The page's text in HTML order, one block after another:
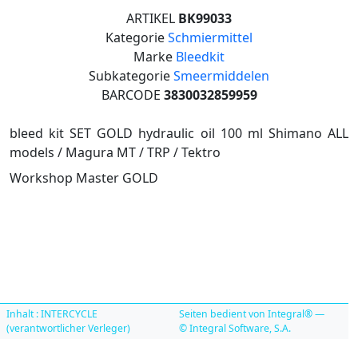
ARTIKEL BK99033
KategorieSchmiermittel
Marke Bleedkit
SubkategorieSmeermiddelen
BARCODE 3830032859959
bleed kit SET GOLD hydraulic oil 100 ml Shimano ALL
models / Magura MT / TRP / Tektro
Workshop Master GOLD
Inhalt : INTERCYCLE
(verantwortlicher Verleger)
Seiten bedient von Integral® —
© Integral Software, S.A.